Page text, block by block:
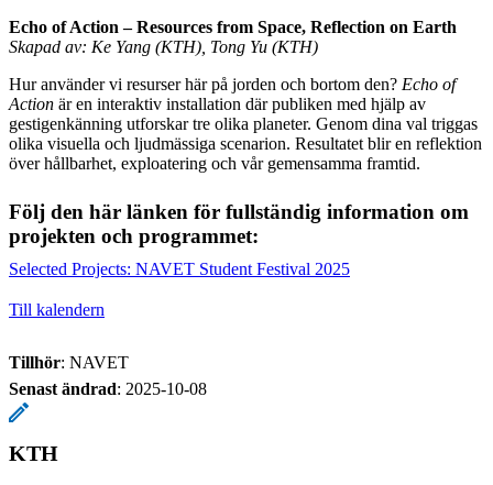
Echo of Action – Resources from Space, Reflection on Earth
Skapad av: Ke Yang (KTH), Tong Yu (KTH)
Hur använder vi resurser här på jorden och bortom den? Echo of
Action är en interaktiv installation där publiken med hjälp av
gestigenkänning utforskar tre olika planeter. Genom dina val triggas
olika visuella och ljudmässiga scenarion. Resultatet blir en reflektion
över hållbarhet, exploatering och vår gemensamma framtid.
Följ den här länken för fullständig information om
projekten och programmet:
Selected Projects: NAVET Student Festival 2025
Till kalendern
Tillhör: NAVET
Senast ändrad: 2025-10-08
KTH